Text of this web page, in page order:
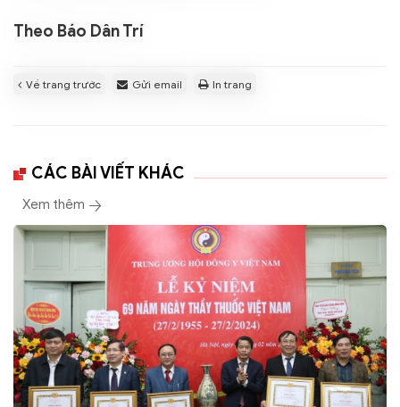
Theo Báo Dân Trí
Về trang trước Gửi email In trang
CÁC BÀI VIẾT KHÁC
Xem thêm